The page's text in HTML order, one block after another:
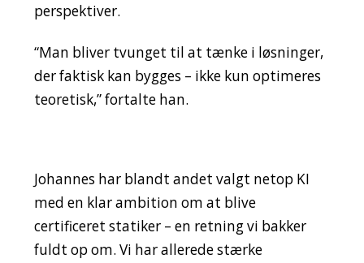
perspektiver.
“Man bliver tvunget til at tænke i løsninger,
der faktisk kan bygges – ikke kun optimeres
teoretisk,” fortalte han.
Johannes har blandt andet valgt netop KI
med en klar ambition om at blive
certificeret statiker – en retning vi bakker
fuldt op om. Vi har allerede stærke